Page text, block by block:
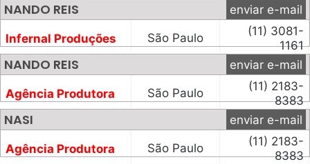
NANDO REIS enviar e-mail
Infernal Produções São Paulo
(11) 3081-
1161
NANDO REIS enviar e-mail
Agência Produtora São Paulo
(11) 2183-
8383
NASI enviar e-mail
Agência Produtora São Paulo
(11) 2183-
8383